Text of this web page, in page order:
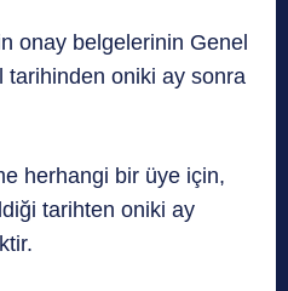
onay belgelerinin Genel
tarihinden oniki ay sonra
herhangi bir üye için,
tarihten oniki ay